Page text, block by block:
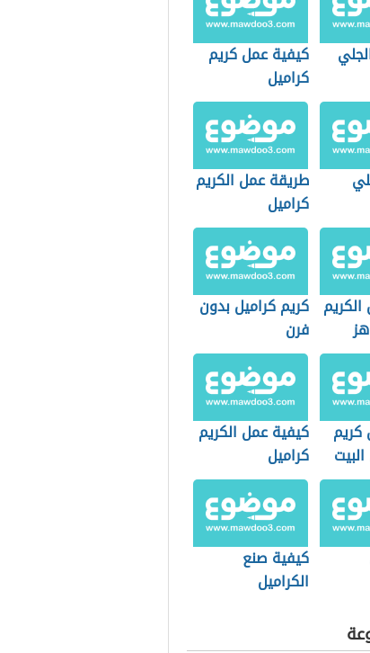
كيفية عمل كريم
كراميل
طريقة عمل الكريم
كراميل
كريم كراميل بدون
فرن
كيفية عمل الكريم
كراميل
كيفية صنع
الكراميل